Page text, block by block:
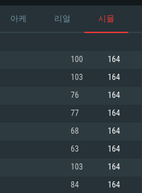
아케 리얼 시뮬
100 164
103 164
76 164
77 164
68 164
63 164
103 164
84 164